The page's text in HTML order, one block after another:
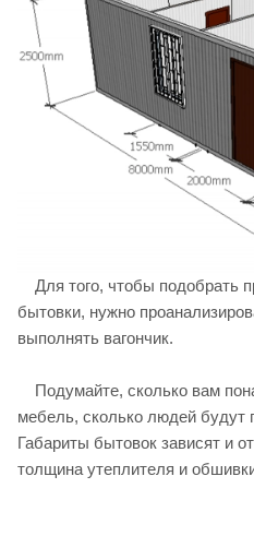
Для того, чтобы подобрать
бытовки, нужно
выполнять вагончик.
Подумайте, сколько вам
мебель, сколько людей будут
Габариты бытовок зависят и
толщина утеплителя и